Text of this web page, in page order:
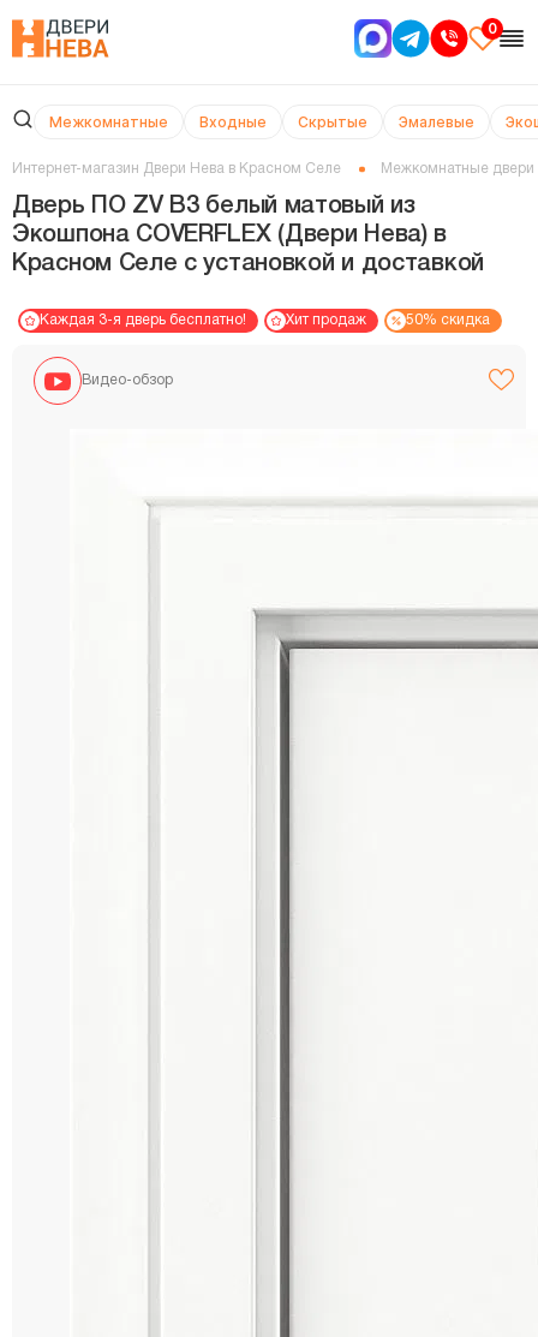
0
Межкомнатные Входные Скрытые Эмалевые
Интернет-магазин Двери Нева в Красном Селе Межкомнатные двери
Дверь ПО ZV В3 белый матовый из
Экошпона COVERFLEX (Двери Нева) в
Красном Селе с установкой и доставкой
Каждая 3-я дверь бесплатно! Хит продаж 50% скидка
Видео-обзор